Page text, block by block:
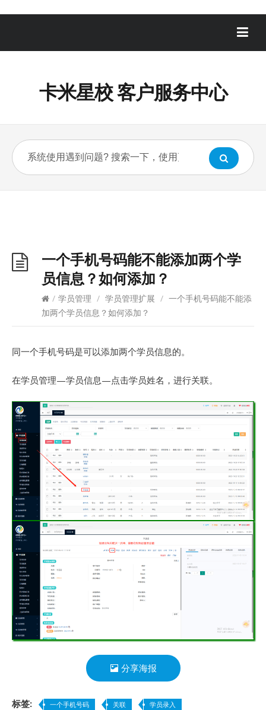
卡米星校 客户服务中心
一个手机号码能不能添加两个学
员信息？如何添加？
/ 学员管理 / 学员管理扩展 / 一个手机号码能不能添
加两个学员信息？如何添加？
同一个手机号码是可以添加两个学员信息的。
在学员管理—学员信息—点击学员姓名，进行关联。
分享海报
标签: 一个手机号码 关联 学员录入